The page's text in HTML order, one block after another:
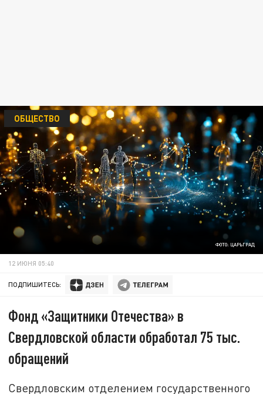
ФОТО: ЦАРЬГРАД
ОБЩЕСТВО
12 ИЮНЯ 05:40
ПОДПИШИТЕСЬ:
Фонд «Защитники Отечества» в
Свердловской области обработал 75 тыс.
обращений
Свердловским отделением государственного